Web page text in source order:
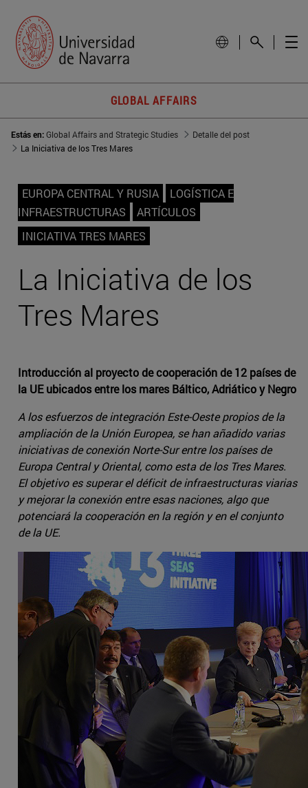
GLOBAL AFFAIRS
Estás en:Global Affairs and Strategic Studies
Detalle del post
La Iniciativa de los Tres Mares
EUROPA CENTRAL Y RUSIA
LOGÍSTICA E
INFRAESTRUCTURAS
ARTÍCULOS
INICIATIVA TRES MARES
La Iniciativa de los
Tres Mares
Introducción al proyecto de cooperación de 12 países de
la UE ubicados entre los mares Báltico, Adriático y Negro
A los esfuerzos de integración Este-Oeste propios de la
ampliación de la Unión Europea, se han añadido varias
iniciativas de conexión Norte-Sur entre los países de
Europa Central y Oriental, como esta de los Tres Mares.
El objetivo es superar el déficit de infraestructuras viarias
y mejorar la conexión entre esas naciones, algo que
potenciará la cooperación en la región y en el conjunto
de la UE.